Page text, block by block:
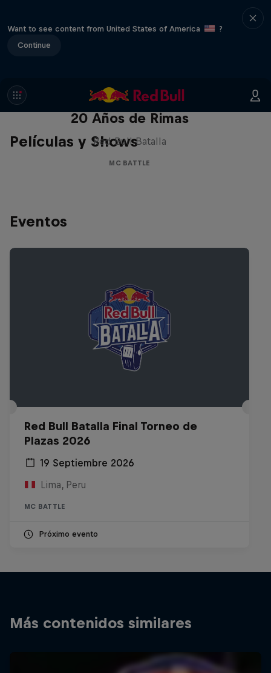
Want to see content from United States of America
?
Continue
Películas y Shows
Red Bull Batalla Nueva Historia:
20 Años de Rimas
Red Bull Batalla
MC BATTLE
Eventos
Red Bull Batalla Final Torneo de
Plazas 2026
19 Septiembre 2026
Lima, Peru
MC BATTLE
Próximo evento
Más contenidos similares